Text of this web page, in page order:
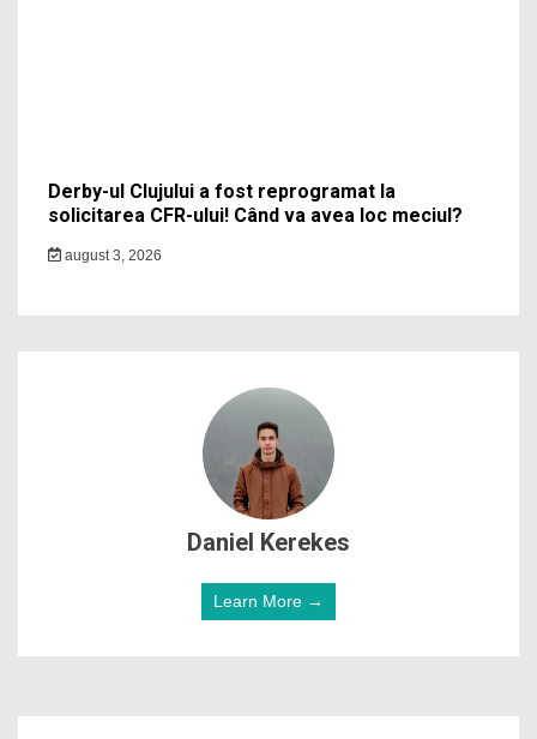
Derby-ul Clujului a fost reprogramat la
solicitarea CFR-ului! Când va avea loc meciul?
august 3, 2026
Daniel Kerekes
Learn More →